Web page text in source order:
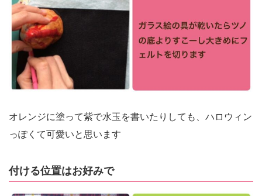
オレンジに塗って紫で水玉を書いたりしても、ハロウィン
っぽくて可愛いと思います
付ける位置はお好みで